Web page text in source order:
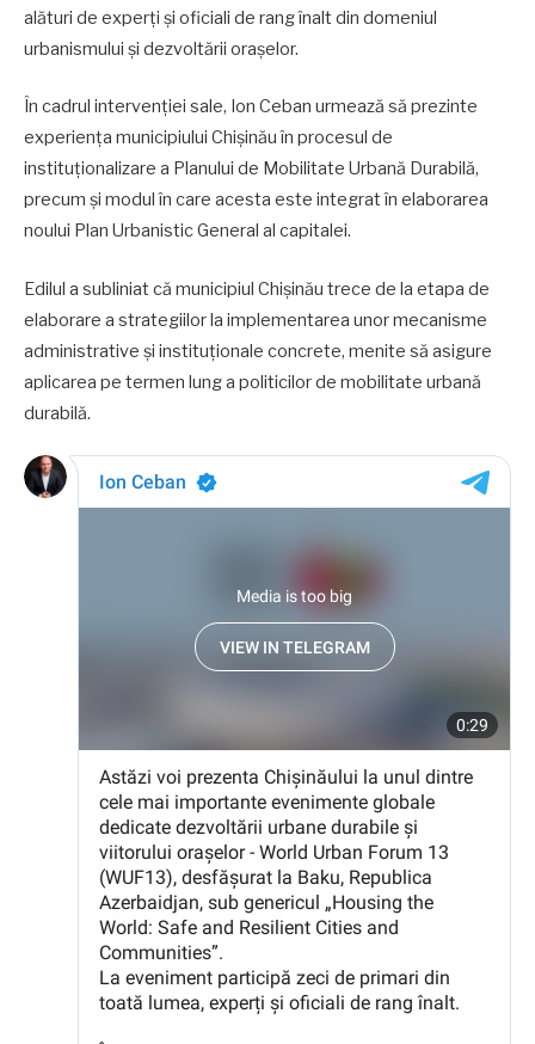
alături de experți și oficiali de rang înalt din domeniul
urbanismului și dezvoltării orașelor.
În cadrul intervenției sale, Ion Ceban urmează să prezinte
experiența municipiului Chișinău în procesul de
instituționalizare a Planului de Mobilitate Urbană Durabilă,
precum și modul în care acesta este integrat în elaborarea
noului Plan Urbanistic General al capitalei.
Edilul a subliniat că municipiul Chișinău trece de la etapa de
elaborare a strategiilor la implementarea unor mecanisme
administrative și instituționale concrete, menite să asigure
aplicarea pe termen lung a politicilor de mobilitate urbană
durabilă.